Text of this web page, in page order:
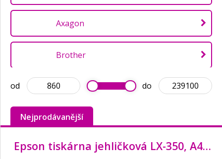
Axagon
Brother
Canon
Citizen
DATACOM
od do
Nejprodávanější
Epson tiskárna jehličková LX-350, A4, 9 jehel, 347 zn/